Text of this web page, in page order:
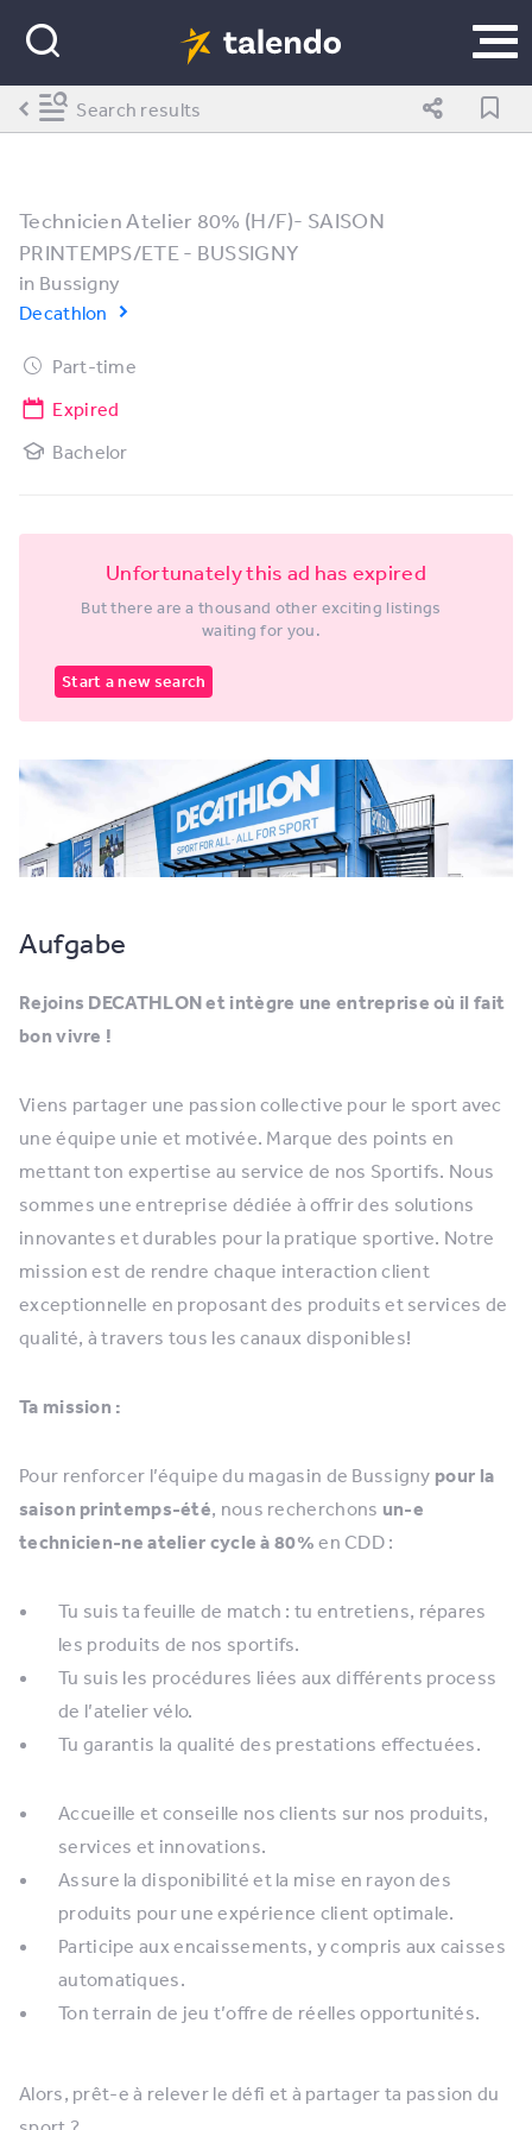
Technicien Atelier 80% (H/F)- SAISON
PRINTEMPS/ETE - BUSSIGNY
in Bussigny
Decathlon
Part-time
Expired
Bachelor
Unfortunately this ad has expired
But there are a thousand other exciting listings
waiting for you.
Start a new search
Aufgabe
Rejoins DECATHLON et intègre une entreprise où il fait
bon vivre !
Viens partager une passion collective pour le sport avec
une équipe unie et motivée. Marque des points en
mettant ton expertise au service de nos Sportifs. Nous
sommes une entreprise dédiée à offrir des solutions
innovantes et durables pour la pratique sportive. Notre
mission est de rendre chaque interaction client
exceptionnelle en proposant des produits et services de
qualité, à travers tous les canaux disponibles!
Ta mission :
Pour renforcer l’équipe du magasin de Bussigny pour la
saison printemps-été, nous recherchons un-e
technicien-ne atelier cycle à 80% en CDD :
Tu suis ta feuille de match : tu entretiens, répares
les produits de nos sportifs.
Tu suis les procédures liées aux différents process
de l’atelier vélo.
Tu garantis la qualité des prestations effectuées.
Accueille et conseille nos clients sur nos produits,
services et innovations.
Assure la disponibilité et la mise en rayon des
produits pour une expérience client optimale.
Participe aux encaissements, y compris aux caisses
automatiques.
Ton terrain de jeu t’offre de réelles opportunités.
Alors, prêt-e à relever le défi et à partager ta passion du
Search results